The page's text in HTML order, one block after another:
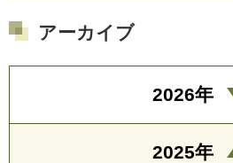
アーカイブ
2026年
2025年